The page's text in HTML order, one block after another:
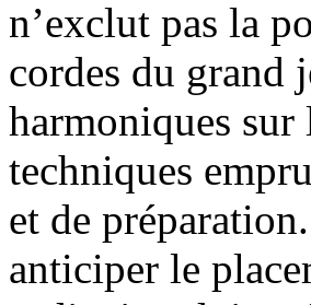
n’exclut pas la
cordes du grand
harmoniques sur
techniques
et de
anticiper le